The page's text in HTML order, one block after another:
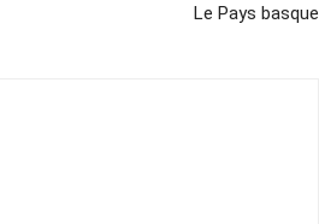
Le Pays basque